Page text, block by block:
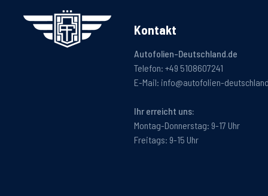
Kontakt
Autofolien-Deutschland.de
Telefon: +49 5108607241
E-Mail: info@autofolien-
Ihr erreicht uns:
Montag-Donnerstag: 9-17 Uhr
Freitags: 9-15 Uhr